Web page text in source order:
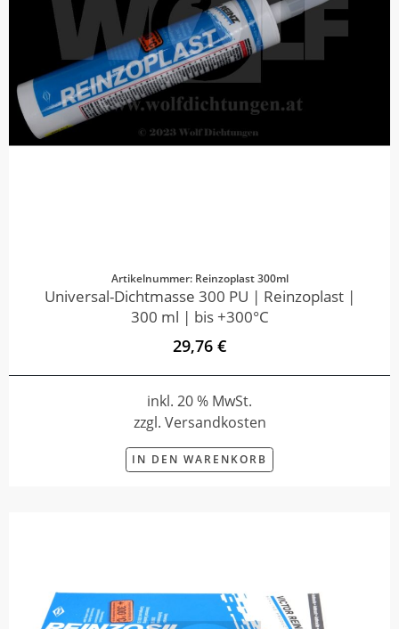
Artikelnummer: Reinzoplast 300ml
Universal-Dichtmasse 300 PU | Reinzoplast |
300 ml | bis +300°C
29,76 €
inkl. 20 % MwSt.
zzgl. Versandkosten
IN DEN WARENKORB